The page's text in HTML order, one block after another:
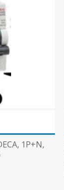
kõiki
1P+N,